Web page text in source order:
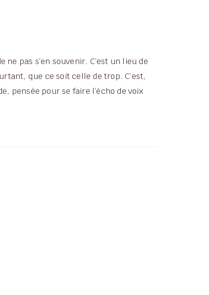
pas s’en souvenir. C’est un lieu de
que ce soit celle de trop. C’est,
pensée pour se faire l’écho de voix